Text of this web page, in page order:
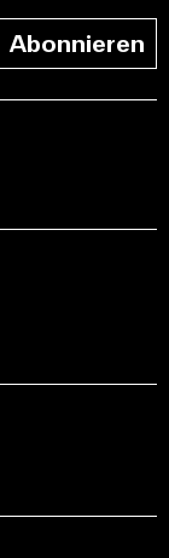
Abonnieren